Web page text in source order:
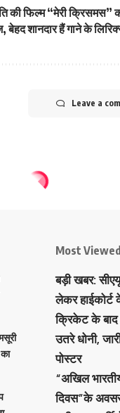
की फिल्म “मेरी क्रिसमस”
शानदार हैं गाने के
Leave a
Most
बड़ी खबर:
लेकर
क्रिकेट के बाद
उतरे धोनी,
पोस्टर
“अखिल
दिवस”के